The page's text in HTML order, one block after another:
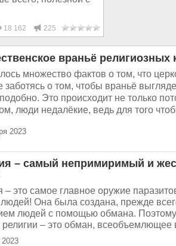
18 162 225
враньё религиозных
множество фактов о том, что
заботясь о том, чтобы враньё
Это происходит не только
люди недалёкие, ведь для того
2023
– самый непримиримый и
– это самое главное оружие
людей! Она была создана, прежде
людей с помощью обмана.
– это обман, всеобъемлющее